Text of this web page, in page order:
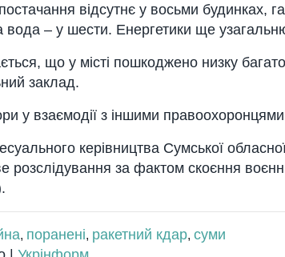
відсутнє у восьми будинках,
вода – у шести. Енергетики ще
що у місті пошкоджено низку
заклад.
у взаємодії з іншими
керівництва Сумської
розслідування за фактом скоєння
, поранені, ракетний кдар, суми